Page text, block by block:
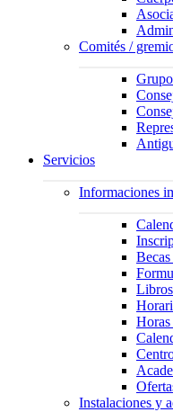
Comités /
Servicios
Informaciones
Becas
Horas
Instalaciones y